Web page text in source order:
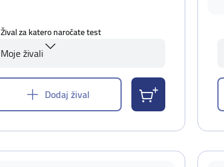
Žival za katero naročate test
Moje živali
Dodaj žival